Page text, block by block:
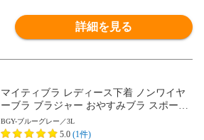
詳細を見る
マイティブラ レディース下着 ノンワイヤ
ーブラ ブラジャー おやすみブラ スポーツ
ブラ ワイヤレスブラ ナイトブラ
BGY-ブルーグレー／3L
5.0 (1件)